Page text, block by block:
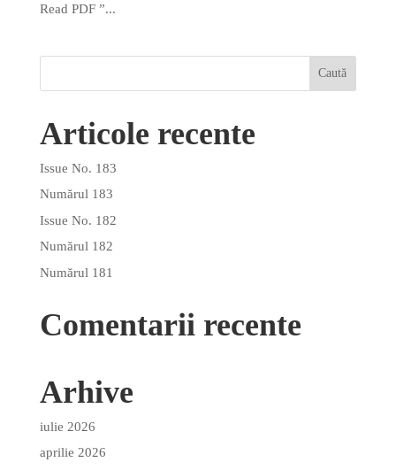
Read PDF ”...
Articole recente
Issue No. 183
Numărul 183
Issue No. 182
Numărul 182
Numărul 181
Comentarii recente
Arhive
iulie 2026
aprilie 2026